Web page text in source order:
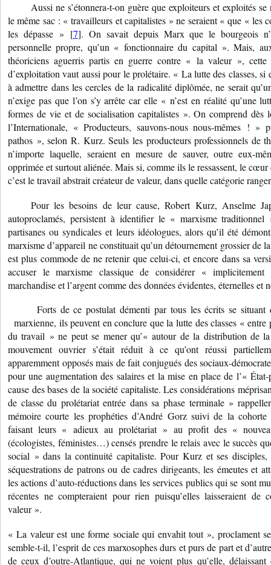
Aussi ne s’étonnera-t-on guère que exploiteurs et exploités
le même sac : « travailleurs et capitalistes » ne seraient « que « les
les dépasse » [7]. On savait depuis Marx que le bourgeois
personnelle propre, qu’un « fonctionnaire du capital ». Mais,
théoriciens aguerris partis en guerre contre « la valeur », cette
d’exploitation vaut aussi pour le prolétaire. « La lutte des classes, si
à admettre dans les cercles de la radicalité diplômée, ne serait
n’exige pas que l’on s’y arrête car elle « n’est en réalité qu’une
formes de vie et de socialisation capitalistes ». On comprend
l’Internationale, « Producteurs, sauvons-nous nous-mêmes ! »
pathos », selon R. Kurz. Seuls les producteurs professionnels de
n’importe laquelle, seraient en mesure de sauver, outre eux-
opprimée et surtout aliénée. Mais si, comme ils le ressassent, le cœur
c’est le travail abstrait créateur de valeur, dans quelle catégorie
Pour les besoins de leur cause, Robert Kurz, Anselme
autoproclamés, persistent à identifier le « marxisme
partisanes ou syndicales et leurs idéologues, alors qu’il été
marxisme d’appareil ne constituait qu’un détournement grossier de
est plus commode de ne retenir que celui-ci, et encore dans sa
accuser le marxisme classique de considérer «
marchandise et l’argent comme des données évidentes, éternelles et
Forts de ce postulat démenti par tous les écrits se
marxienne, ils peuvent en conclure que la lutte des classes «
du travail » ne peut se mener qu’« autour de la distribution de
mouvement ouvrier s’était réduit à ce qu’ont réussi
apparemment opposés mais de fait conjugués des sociaux-
pour une augmentation des salaires et la mise en place de l’«
cause des bases de la société capitaliste. Les considérations
de classe du prolétariat entrée dans sa phase terminale »
mémoire courte les prophéties d’André Gorz suivi de la cohorte
faisant leurs « adieux au prolétariat » au profit des «
(écologistes, féministes…) censés prendre le relais avec le succès
social » dans la continuité capitaliste. Pour Kurz et ses disciples,
séquestrations de patrons ou de cadres dirigeants, les émeutes et
les actions d’auto-réductions dans les services publics qui se sont
récentes ne compteraient pour rien puisqu’elles laisseraient
valeur ».
« La valeur est une forme sociale qui envahit tout », proclament
semble-t-il, l’esprit de ces marxosophes durs et purs de part et
de ceux d’outre-Atlantique, qui ne voient plus qu’elle,